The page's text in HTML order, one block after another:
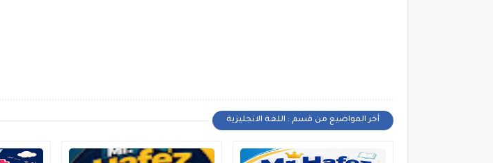
أخر المواضيع من قسم : اللغة الانجليزية